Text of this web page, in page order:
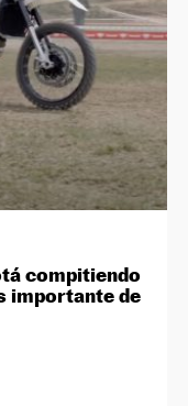
compitiendo
importante de